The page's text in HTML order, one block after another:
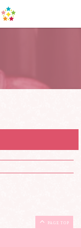
PAGE TOP